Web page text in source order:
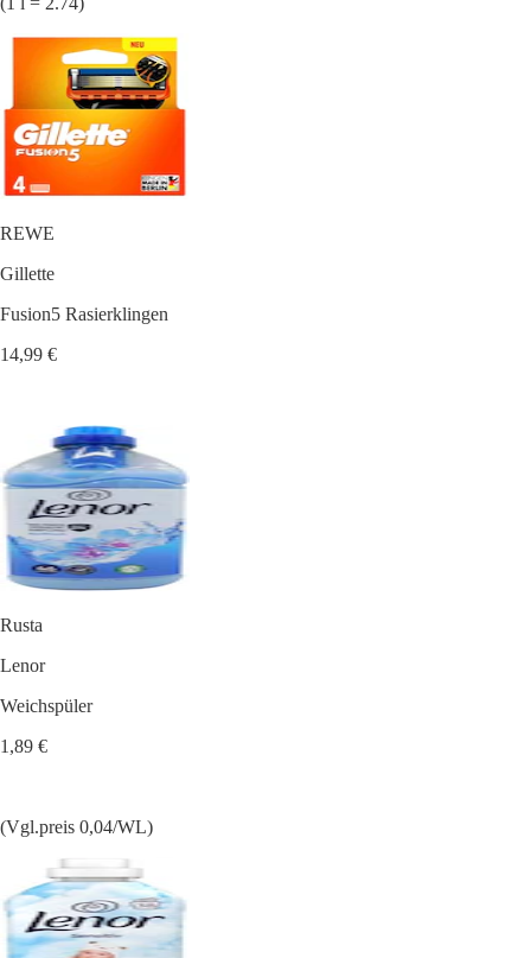
REWE
Gillette
Fusion5 Rasierklingen
14,99 €
Rusta
Lenor
Weichspüler
1,89 €
(Vgl.preis 0,04/WL)